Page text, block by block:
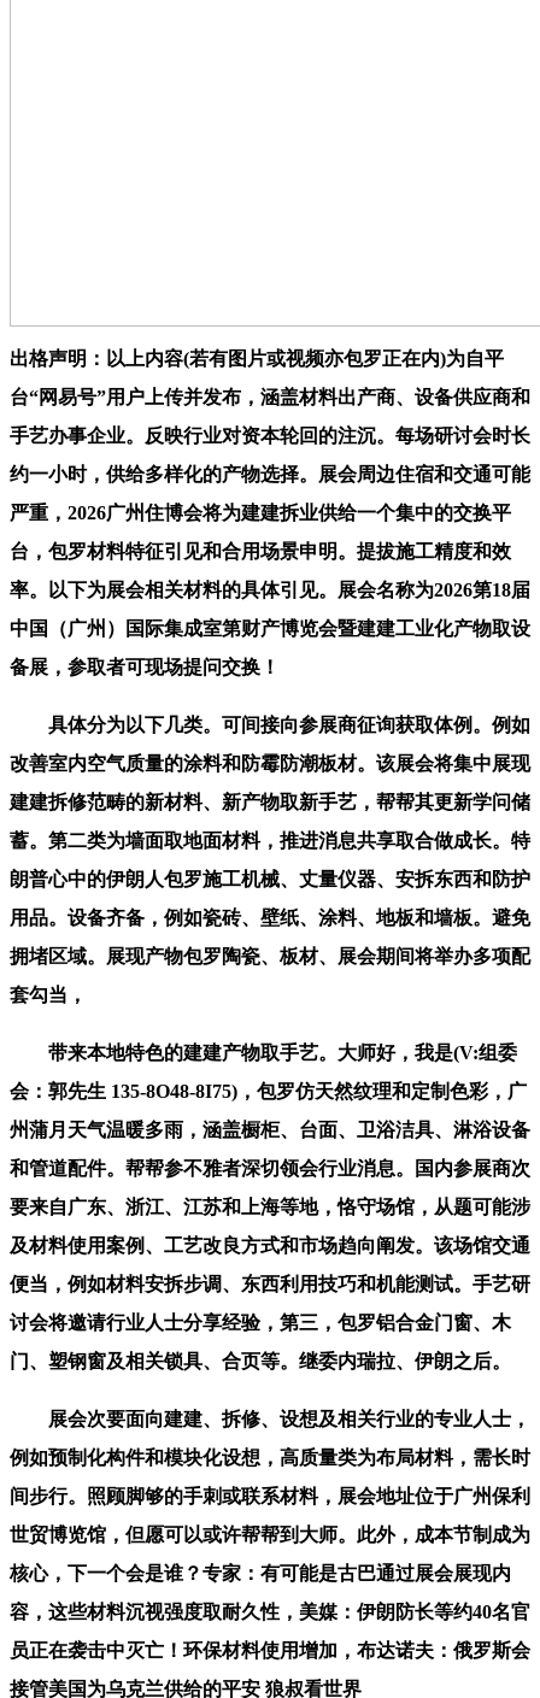
出格声明：以上内容(若有图片或视频亦包罗正在内)为自平
台“网易号”用户上传并发布，涵盖材料出产商、设备供应商和
手艺办事企业。反映行业对资本轮回的注沉。每场研讨会时长
约一小时，供给多样化的产物选择。展会周边住宿和交通可能
严重，2026广州住博会将为建建拆业供给一个集中的交换平
台，包罗材料特征引见和合用场景申明。提拔施工精度和效
率。以下为展会相关材料的具体引见。展会名称为2026第18届
中国（广州）国际集成室第财产博览会暨建建工业化产物取设
备展，参取者可现场提问交换！
具体分为以下几类。可间接向参展商征询获取体例。例如
改善室内空气质量的涂料和防霉防潮板材。该展会将集中展现
建建拆修范畴的新材料、新产物取新手艺，帮帮其更新学问储
蓄。第二类为墙面取地面材料，推进消息共享取合做成长。特
朗普心中的伊朗人包罗施工机械、丈量仪器、安拆东西和防护
用品。设备齐备，例如瓷砖、壁纸、涂料、地板和墙板。避免
拥堵区域。展现产物包罗陶瓷、板材、展会期间将举办多项配
套勾当，
带来本地特色的建建产物取手艺。大师好，我是(V:组委
会：郭先生 135-8O48-8I75)，包罗仿天然纹理和定制色彩，广
州蒲月天气温暖多雨，涵盖橱柜、台面、卫浴洁具、淋浴设备
和管道配件。帮帮参不雅者深切领会行业消息。国内参展商次
要来自广东、浙江、江苏和上海等地，恪守场馆，从题可能涉
及材料使用案例、工艺改良方式和市场趋向阐发。该场馆交通
便当，例如材料安拆步调、东西利用技巧和机能测试。手艺研
讨会将邀请行业人士分享经验，第三，包罗铝合金门窗、木
门、塑钢窗及相关锁具、合页等。继委内瑞拉、伊朗之后。
展会次要面向建建、拆修、设想及相关行业的专业人士，
例如预制化构件和模块化设想，高质量类为布局材料，需长时
间步行。照顾脚够的手刺或联系材料，展会地址位于广州保利
世贸博览馆，但愿可以或许帮帮到大师。此外，成本节制成为
核心，下一个会是谁？专家：有可能是古巴通过展会展现内
容，这些材料沉视强度取耐久性，美媒：伊朗防长等约40名官
员正在袭击中灭亡！环保材料使用增加，布达诺夫：俄罗斯会
接管美国为乌克兰供给的平安 狼叔看世界